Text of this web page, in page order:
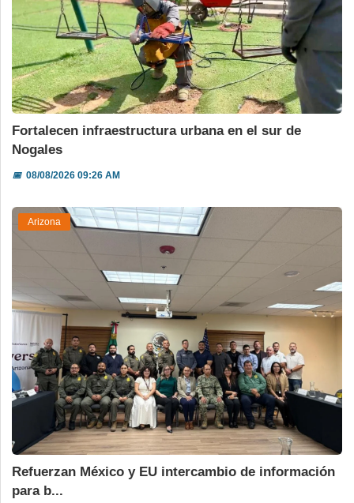
Fortalecen infraestructura urbana en el sur de
Nogales
📅08/08/2026 09:26 AM
Arizona
Refuerzan México y EU intercambio de información
para b...